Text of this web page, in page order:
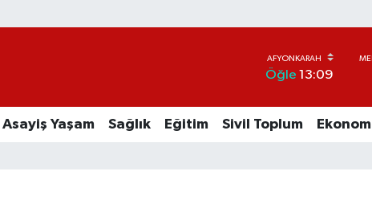
Öğle 13:09
Asayiş Yaşam Sağlık Eğitim Sivil Toplum